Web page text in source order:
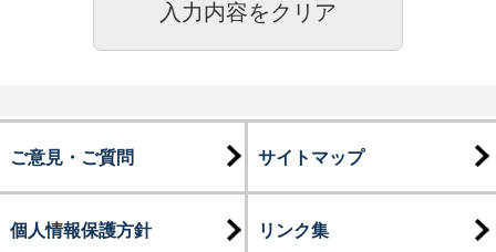
ご意見・ご質問 サイトマップ
個人情報保護方針 リンク集